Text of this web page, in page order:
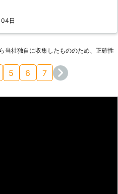
。
屋業界から設備工事
験を積んだ技術スタッフが対応い
ます！状況確認をおこない、お客
す。 ニコニコ水道は、緊急
漏れ修理業者としてお客様から求
急な水漏れ・つまりト
ルも即日緊急対応で素早く駆け付
然起こってしまうもの。 修理を
しようにも早朝や深夜などの時間
場合、何処も営業時間外で業者選
社では、そんなお客様
は、多くのお客様から選ばれる理
こなしてきました！ 折角お金を
富で安全に作業をおこなってもら
業者にお願いしたいですよね。
日
当社独⾃に収集したもののため、正確性
5 6 7